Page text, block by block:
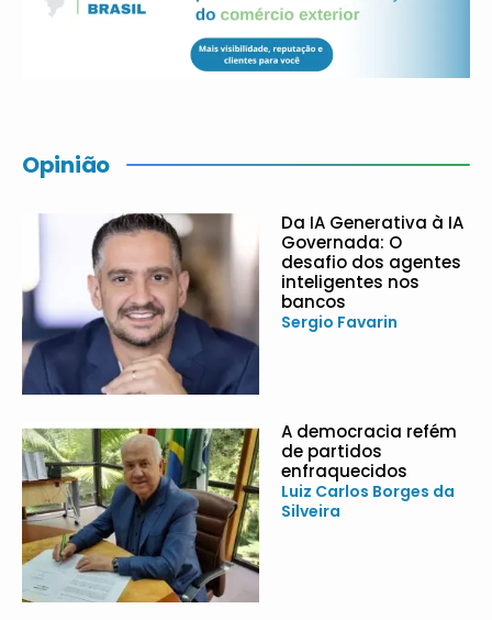
Opinião
Da IA Generativa à IA
Governada: O
desafio dos agentes
inteligentes nos
bancos
Sergio Favarin
A democracia refém
de partidos
enfraquecidos
Luiz Carlos Borges da
Silveira